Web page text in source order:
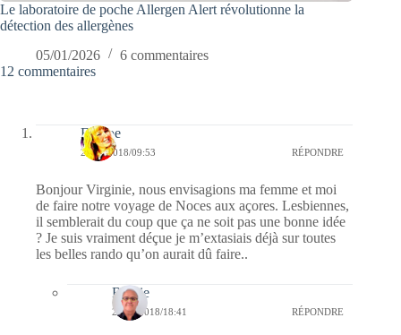
Le laboratoire de poche Allergen Alert révolutionne la
détection des allergènes
05/01/2026
6 commentaires
12 commentaires
Emiloe
21/09/2018/09:53 RÉPONDRE
Bonjour Virginie, nous envisagions ma femme et moi
de faire notre voyage de Noces aux açores. Lesbiennes,
il semblerait du coup que ça ne soit pas une bonne idée
? Je suis vraiment déçue je m’extasiais déjà sur toutes
les belles rando qu’on aurait dû faire..
Bernie
23/09/2018/18:41 RÉPONDRE